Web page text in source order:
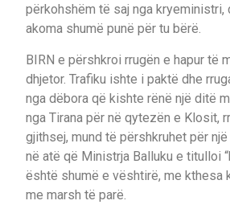
përkohshëm të saj nga
akoma shumë punë për tu bërë.
BIRN e përshkroi rrugën e hapur të
dhjetor. Trafiku ishte i paktë dhe
nga dëbora që kishte rënë një ditë
nga Tirana për në qytezën e Klosit,
gjithsej, mund të përshkruhet për
në atë që Ministrja Balluku e titulloi
është shumë e vështirë, me kthesa
me marsh të parë.